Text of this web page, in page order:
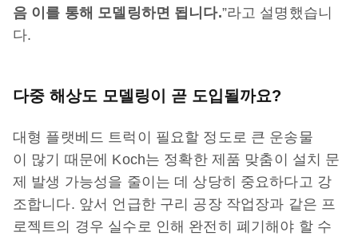
음 이를 통해 모델링하면 됩니다.”라고 설명했습니
다.
다중 해상도 모델링이 곧 도입될까요?
대형 플랫베드 트럭이 필요할 정도로 큰 운송물
이 많기 때문에 Koch는 정확한 제품 맞춤이 설치 문
제 발생 가능성을 줄이는 데 상당히 중요하다고 강
조합니다. 앞서 언급한 구리 공장 작업장과 같은 프
로젝트의 경우 실수로 인해 완전히 폐기해야 할 수